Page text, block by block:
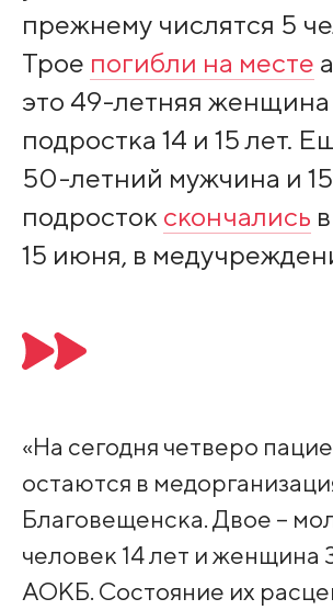
прежнему числятся 5
Трое погибли на месте
это 49-летняя женщина
подростка 14 и 15 лет.
50-летний мужчина и
подросток скончались
15 июня, в
«На сегодня четверо
остаются в
Благовещенска. Двое –
человек 14 лет и женщина
АОКБ. Состояние их